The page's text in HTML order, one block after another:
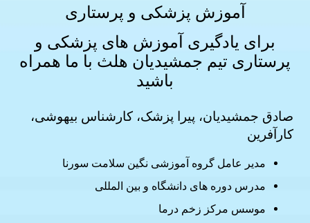
آموزش پزشکی و پرستاری
برای یادگیری آموزش های پزشکی و
پرستاری تیم جمشیدیان هلث با ما همراه
باشید
صادق جمشیدیان، پیرا پزشک، کارشناس بیهوشی،
کارآفرین
مدیر عامل گروه آموزشی نگین سلامت سورنا
مدرس دوره های دانشگاه و بین المللی
موسس مرکز زخم درما